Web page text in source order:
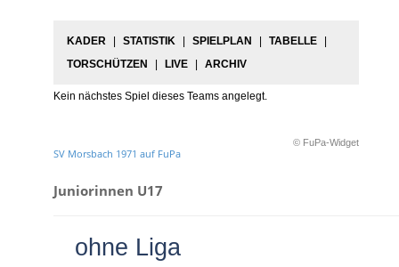
KADER STATISTIK SPIELPLAN TABELLE
TORSCHÜTZEN
LIVE ARCHIV
Kein nächstes Spiel dieses Teams angelegt.
© FuPa-Widget
SV Morsbach 1971 auf FuPa
Juniorinnen U17
ohne Liga